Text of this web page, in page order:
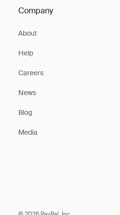
Company
About
Help
Careers
News
Blog
Media